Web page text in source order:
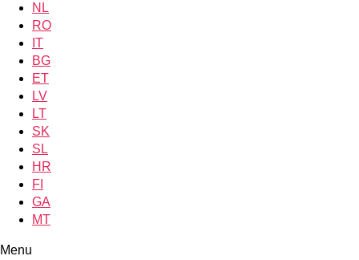
NL
RO
IT
BG
ET
LV
LT
SK
SL
HR
FI
GA
MT
Menu